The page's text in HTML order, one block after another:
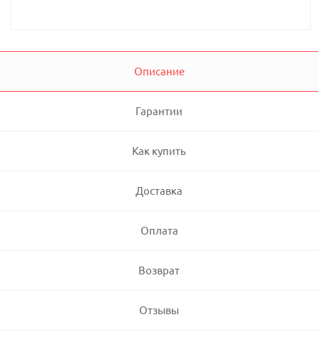
Описание
Гарантии
Как купить
Доставка
Оплата
Возврат
Отзывы